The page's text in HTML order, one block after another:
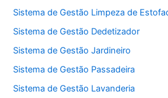
Sistema de Gestão Limpeza de
Sistema de Gestão Dedetizador
Sistema de Gestão Jardineiro
Sistema de Gestão Passadeira
Sistema de Gestão Lavanderia